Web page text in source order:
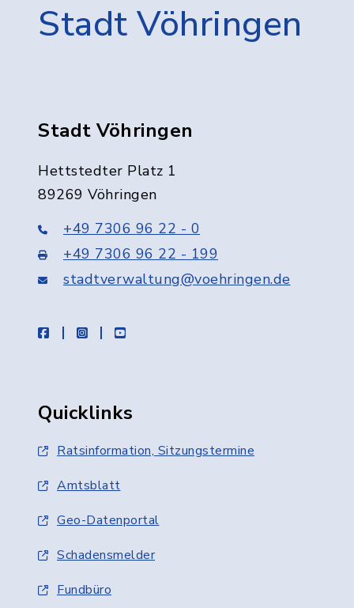
Stadt Vöhringen
Stadt Vöhringen
Hettstedter Platz 1
89269 Vöhringen
+49 7306 96 22 - 0
+49 7306 96 22 - 199
stadtverwaltung@voehringen.de
facebookinstagramyoutube
Quicklinks
Ratsinformation, Sitzungstermine
Amtsblatt
Geo-Datenportal
Schadensmelder
Fundbüro